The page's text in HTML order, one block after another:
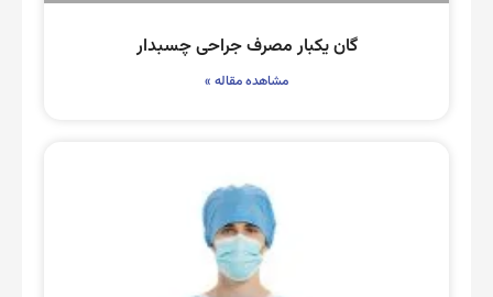
گان یکبار مصرف جراحی چسبدار
مشاهده مقاله »